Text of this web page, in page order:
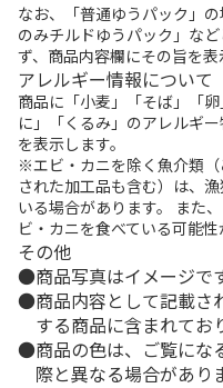
なお、「普通ゆうパック」
のみチルドゆうパック」な
ず、商品内容欄にその旨を表
アレルギー情報について
商品に「小麦」「そば」「
に」「くるみ」のアレルギ
を表示します。
※エビ・カニを除く魚介類
された加工品も含む）は、
いる場合があります。 また
ビ・カニを食べている可能性
その他
商品写真はイメージで
商品内容として記載さ
する商品に含まれてお
商品の色は、ご覧にな
際と異なる場合があり